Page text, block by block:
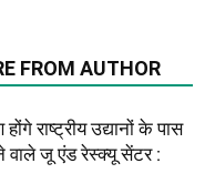
FROM AUTHOR
राष्ट्रीय उद्यानों के पास
वाले जू एंड रेस्क्यू सेंटर :